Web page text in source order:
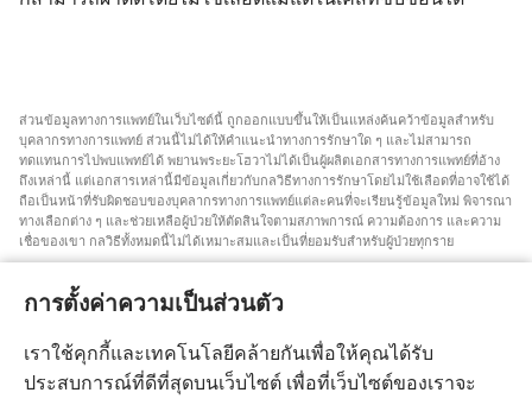
การตั้งค่าความเป็นส่วนตัว
เราใช้คุกกี้และเทคโนโลยีคล้ายกันเพื่อให้คุณได้รับ
ประสบการณ์ที่ดีที่สุดบนเว็บไซต์ เพื่อที่เว็บไซต์ของเราจะ
ส่วน​ข้อมูล​ทาง​การ​แพทย์​ใน​เว็บไซต์​นี้ ถูก​ออก​แบบ​ขึ้น​ให้​เป็น​แหล่ง​ค้นคว้า​ข้อมูล​สำหรับ​
บุคลากร​ทาง​การ​แพทย์ ส่วน​นี้​ไม่​ได้​ให้​คำ​แนะ​นำ​ทาง​การ​รักษา​ใด ๆ และ​ไม่​สามารถ​
ทดแทน​การ​ไป​พบ​แพทย์​ได้ พยาน​พระ​ยะโฮวา​ไม่​ได้​เป็น​ผู้​ผลิต​เอกสาร​ทาง​การ​แพทย์​ที่​อ้าง​
ถึง​เหล่า​นี้ แต่​เอกสาร​เหล่า​นี้​มี​ข้อมูล​เกี่ยว​กับ​กลวิธี​ทาง​การ​รักษา​โดย​ไม่​ใช้​เลือด​ที่​อาจ​ใช้​ได้
ถือ​เป็น​หน้า​ที่​รับผิดชอบ​ของ​บุคลากร​ทาง​การ​แพทย์​แต่​ละ​คน​ที่​จะ​เรียน​รู้​ข้อมูล​ใหม่ พิจารณา​
ทาง​เลือก​ต่าง ๆ และ​ช่วยเหลือ​ผู้​ป่วย​ให้​ตัดสิน​ใจ​ตาม​สภาพการณ์ ความ​ต้องการ และ​ความ​
เชื่อ​ของ​เขา กลวิธี​ทั้ง​หมด​นี้​ไม่​ได้​เหมาะ​สม​และ​เป็น​ที่​ยอม​รับ​สำหรับ​ผู้​ป่วย​ทุก​ราย
สภาพการณ์​และ​วิธี​การ​รักษา​ของ​คุณ คุณ​ต้อง​ไป​พบ​แพทย์​ถ้า​รู้สึก​ว่า​ตัว​เอง​ป่วย